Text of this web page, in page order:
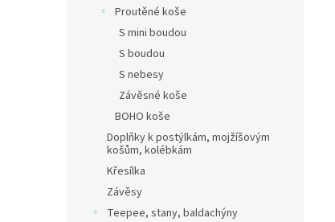
Proutěné koše
S mini boudou
S boudou
S nebesy
Závěsné koše
BOHO koše
Doplňky k postýlkám, mojžíšovým
košům, kolébkám
Křesílka
Závěsy
Teepee, stany, baldachýny